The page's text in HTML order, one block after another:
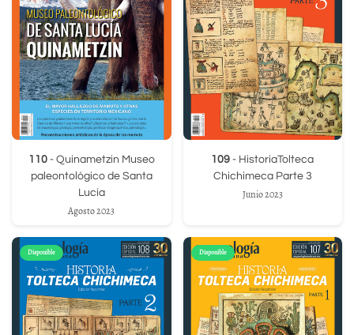
110- Quinametzin Museo
paleontológico de Santa
Lucía
Agosto 2023
109 - HistoriaTolteca
Chichimeca Parte 3
Junio 2023
Disponible Disponible